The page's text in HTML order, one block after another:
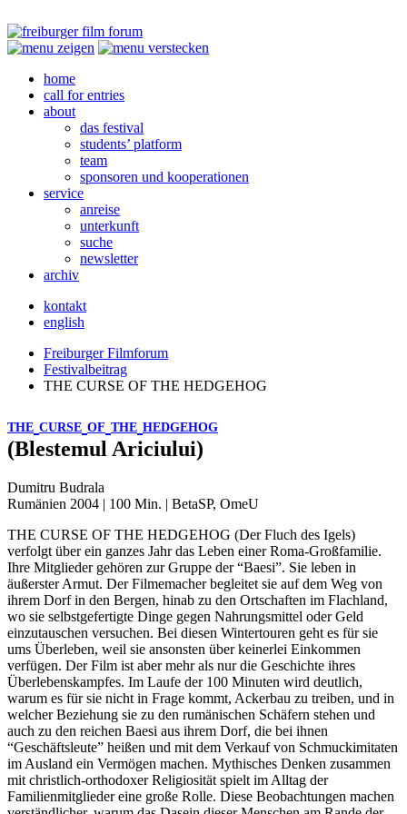
home
call for entries
about
das festival
students’ platform
team
sponsoren und kooperationen
service
anreise
unterkunft
suche
newsletter
archiv
kontakt
english
Freiburger Filmforum
Festivalbeitrag
THE CURSE OF THE HEDGEHOG
THE CURSE OF THE HEDGEHOG
(Blestemul Ariciului)
Dumitru Budrala
Rumänien 2004 | 100 Min. | BetaSP, OmeU
THE CURSE OF THE HEDGEHOG (Der Fluch des Igels)
verfolgt über ein ganzes Jahr das Leben einer Roma-Großfamilie.
Ihre Mitglieder gehören zur Gruppe der “Baesi”. Sie leben in
äußerster Armut. Der Filmemacher begleitet sie auf dem Weg von
ihrem Dorf in den Bergen, hinab zu den Ortschaften im Flachland,
wo sie selbstgefertigte Dinge gegen Nahrungsmittel oder Geld
einzutauschen versuchen. Bei diesen Wintertouren geht es für sie
ums Überleben, weil sie ansonsten über keinerlei Einkommen
verfügen. Der Film ist aber mehr als nur die Geschichte ihres
Überlebenskampfes. Im Laufe der 100 Minuten wird deutlich,
warum es für sie nicht in Frage kommt, Ackerbau zu treiben, und in
welcher Beziehung sie zu den rumänischen Schäfern stehen und
auch zu den reichen Baesi aus ihrem Dorf, die bei ihnen
“Geschäftsleute” heißen und mit dem Verkauf von Schmuckimitaten
im Ausland ein Vermögen machen. Mythisches Denken zusammen
mit christlich-orthodoxer Religiosität spielt im Alltag der
Familienmitglieder eine große Rolle. Diese Beobachtungen machen